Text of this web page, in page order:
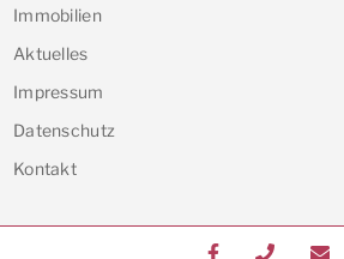
Immobilien
Aktuelles
Impressum
Datenschutz
Kontakt